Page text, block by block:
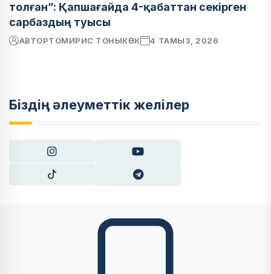
толған”: Қапшағайда 4-қабаттан секірген
сарбаздың туысы
АВТОРТОМИРИС ТОНЫКӨК 4 ТАМЫЗ, 2026
Біздің әлеуметтік желілер